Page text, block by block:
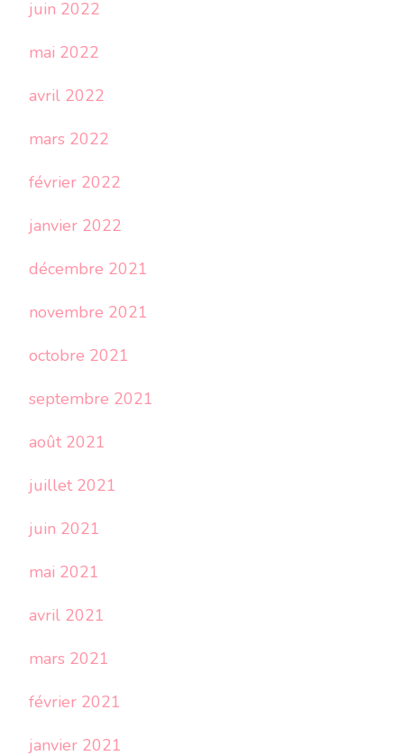
juin 2022
mai 2022
avril 2022
mars 2022
février 2022
janvier 2022
décembre 2021
novembre 2021
octobre 2021
septembre 2021
août 2021
juillet 2021
juin 2021
mai 2021
avril 2021
mars 2021
février 2021
janvier 2021